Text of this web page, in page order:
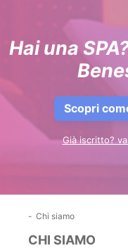
Hai una
Scopri
Già iscritto?
Chi siamo
CHI SIAMO